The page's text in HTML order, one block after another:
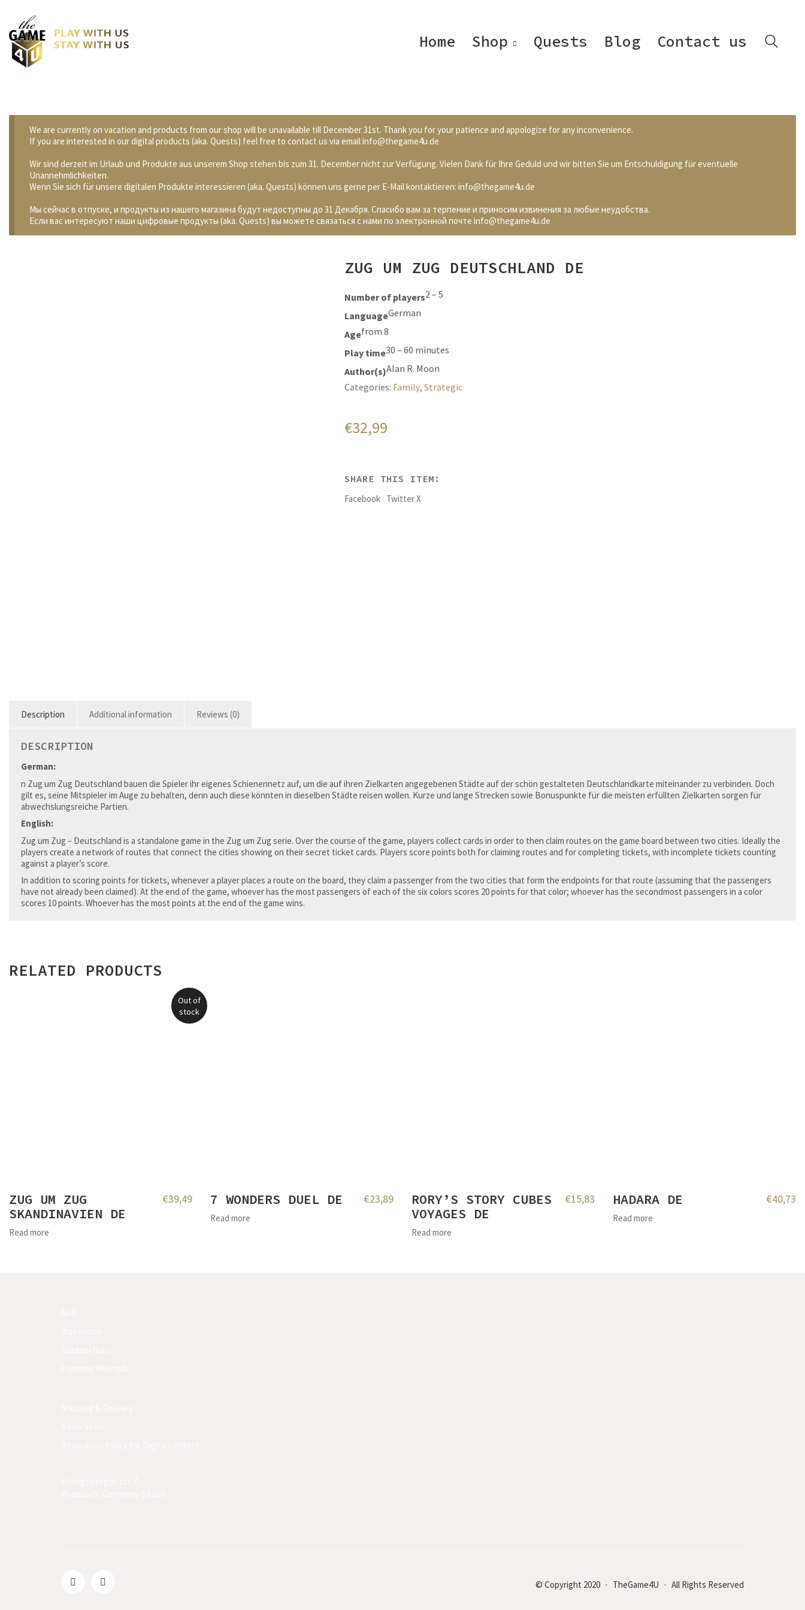
Home Shop Quests Blog Contact us
We are currently on vacation and products from our shop will be unavailable till December 31st. Thank you for your patience and appologize for any inconvenience.
If you are interested in our digital products (aka. Quests) feel free to contact us via email info@thegame4u.de
Wir sind derzeit im Urlaub und Produkte aus unserem Shop stehen bis zum 31. December nicht zur Verfügung. Vielen Dank für Ihre Geduld und wir bitten Sie um Entschuldigung für eventuelle
Unannehmlichkeiten.
Wenn Sie sich für unsere digitalen Produkte interessieren (aka. Quests) können uns gerne per E-Mail kontaktieren: info@thegame4u.de
Мы сейчас в отпуске, и продукты из нашего магазина будут недоступны до 31 Декабря. Спасибо вам за терпение и приносим извинения за любые неудобства.
Если вас интересуют наши цифровые продукты (aka. Quests) вы можете связаться с нами по электронной почте info@thegame4u.de
ZUG UM ZUG DEUTSCHLAND DE
Number of players2 – 5
LanguageGerman
Agefrom 8
Play time30 – 60 minutes
Author(s)Alan R. Moon
Categories: Family, Strategic
€32,99
SHARE THIS ITEM:
Facebook Twitter X
Description Additional information Reviews (0)
DESCRIPTION
German:
n Zug um Zug Deutschland bauen die Spieler ihr eigenes Schienennetz auf, um die auf ihren Zielkarten angegebenen Städte auf der schön gestalteten Deutschlandkarte miteinander zu verbinden. Doch
gilt es, seine Mitspieler im Auge zu behalten, denn auch diese könnten in dieselben Städte reisen wollen. Kurze und lange Strecken sowie Bonuspunkte für die meisten erfüllten Zielkarten sorgen für
abwechslungsreiche Partien.
English:
Zug um Zug – Deutschland is a standalone game in the Zug um Zug serie. Over the course of the game, players collect cards in order to then claim routes on the game board between two cities. Ideally the
players create a network of routes that connect the cities showing on their secret ticket cards. Players score points both for claiming routes and for completing tickets, with incomplete tickets counting
against a player’s score.
In addition to scoring points for tickets, whenever a player places a route on the board, they claim a passenger from the two cities that form the endpoints for that route (assuming that the passengers
have not already been claimed). At the end of the game, whoever has the most passengers of each of the six colors scores 20 points for that color; whoever has the secondmost passengers in a color
scores 10 points. Whoever has the most points at the end of the game wins.
RELATED PRODUCTS
Out of
stock
ZUG UM ZUG
SKANDINAVIEN DE
Read more
€39,49 7 WONDERS DUEL DE
Read more
€23,89
RORY’S STORY CUBES
VOYAGES DE
Read more
€15,83 HADARA DE
Read more
€40,73
© Copyright 2020 · TheGame4U · All Rights Reserved